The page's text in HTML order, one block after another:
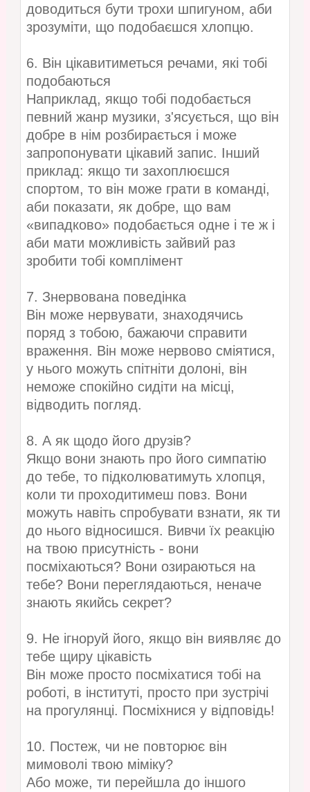
доводиться бути трохи шпигуном, аби
зрозуміти, що подобаєшся хлопцю.
6. Він цікавитиметься речами, які тобі
подобаються
Наприклад, якщо тобі подобається
певний жанр музики, з'ясується, що він
добре в нім розбирається і може
запропонувати цікавий запис. Інший
приклад: якщо ти захоплюєшся
спортом, то він може грати в команді,
аби показати, як добре, що вам
«випадково» подобається одне і те ж і
аби мати можливість зайвий раз
зробити тобі комплімент
7. Знервована поведінка
Він може нервувати, знаходячись
поряд з тобою, бажаючи справити
враження. Він може нервово сміятися,
у нього можуть спітніти долоні, він
неможе спокійно сидіти на місці,
відводить погляд.
8. А як щодо його друзів?
Якщо вони знають про його симпатію
до тебе, то підколюватимуть хлопця,
коли ти проходитимеш повз. Вони
можуть навіть спробувати взнати, як ти
до нього відносишся. Вивчи їх реакцію
на твою присутність - вони
посміхаються? Вони озираються на
тебе? Вони переглядаються, неначе
знають якийсь секрет?
9. Не ігноруй його, якщо він виявляє до
тебе щиру цікавість
Він може просто посміхатися тобі на
роботі, в інституті, просто при зустрічі
на прогулянці. Посміхнися у відповідь!
10. Постеж, чи не повторює він
мимоволі твою міміку?
Або може, ти перейшла до іншого